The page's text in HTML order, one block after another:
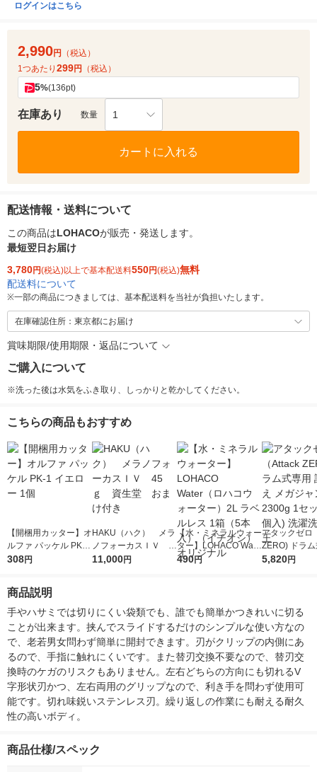
ログインはこちら
2,990円
（税込）
1つあたり 299円 （税込）
5%(136pt)
在庫あり 数量 1
カートに入れる
配送情報・送料について
この商品はLOHACOが販売・発送します。
最短翌日お届け
3,780円(税込)以上で基本配送料550円(税込)無料
配送料について
※一部の商品につきましては、基本配送料を当社が負担いたします。
在庫確認住所：東京都にお届け
賞味期限/使用期限・返品について
ご購入について
※洗った後は水気をふき取り、しっかりと乾かしてください。
こちらの商品もおすすめ
【開梱用カッター】オ
ルファ パッケル PK-1
イエロー 1個
308円
HAKU（ハク） メラ
ノフォーカスＩＶ 4
5ｇ 資生堂 おまけ
11,000円
【水・ミネラルウォー
ター】LOHACO Wate
r（ロハコウォータ
490円
アタックゼロ
ZERO) ドラ
詰め替え メガ
5,820円
商品説明
手やハサミでは切りにくい袋類でも、誰でも簡単かつきれいに切る
ことが出来ます。挟んでスライドするだけのシンプルな使い方なの
で、老若男女問わず簡単に開封できます。刃がクリップの内側にあ
るので、手指に触れにくいです。また替刃交換不要なので、替刃交
換時のケガのリスクもありません。左右どちらの方向にも切れるV
字形状刃かつ、左右両用のグリップなので、利き手を問わず使用可
能です。切れ味鋭いステンレス刃。繰り返しの作業にも耐える耐久
性の高いボディ。
商品仕様/スペック